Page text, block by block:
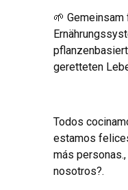
🌱
geretteten
Todos
estamos
más
nosotros?.